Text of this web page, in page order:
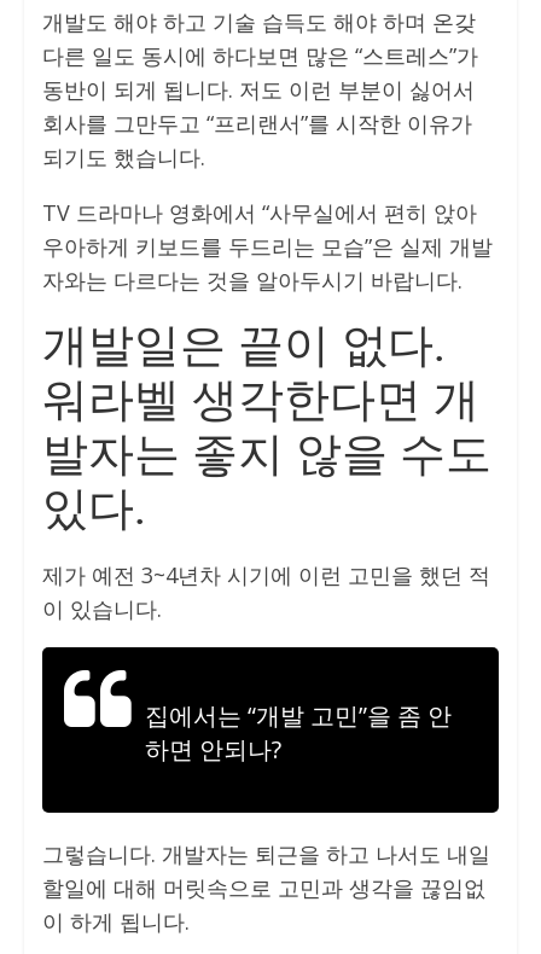
개발도 해야 하고 기술 습득도 해야 하며 온갖
다른 일도 동시에 하다보면 많은 “스트레스”가
동반이 되게 됩니다. 저도 이런 부분이 싫어서
회사를 그만두고 “프리랜서”를 시작한 이유가
되기도 했습니다.
TV 드라마나 영화에서 “사무실에서 편히 앉아
우아하게 키보드를 두드리는 모습”은 실제 개발
자와는 다르다는 것을 알아두시기 바랍니다.
개발일은 끝이 없다.
워라벨 생각한다면 개
발자는 좋지 않을 수도
있다.
제가 예전 3~4년차 시기에 이런 고민을 했던 적
이 있습니다.
집에서는 “개발 고민”을 좀 안
하면 안되나?
그렇습니다. 개발자는 퇴근을 하고 나서도 내일
할일에 대해 머릿속으로 고민과 생각을 끊임없
이 하게 됩니다.